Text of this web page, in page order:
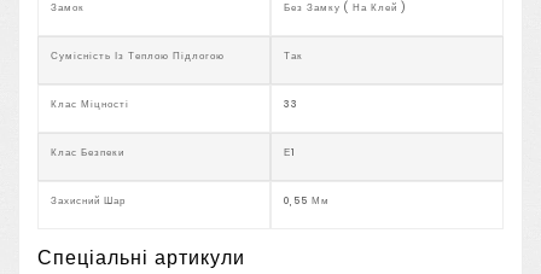
Замок Без Замку ( На Клей )
Сумісність Із Теплою Підлогою Так
Клас Міцності 33
Клас Безпеки Е1
Захисний Шар 0,55 Мм
Спеціальні артикули